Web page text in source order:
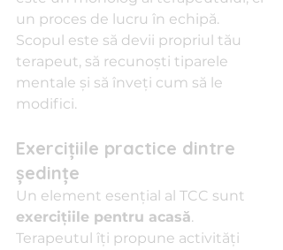
un proces de lucru în echipă.
Scopul este să devii propriul tău
terapeut, să recunoști tiparele
mentale și să înveți cum să le
modifici.
Exercițiile practice dintre
ședințe
Un element esențial al TCC sunt
exercițiile pentru acasă.
Terapeutul îți propune activități